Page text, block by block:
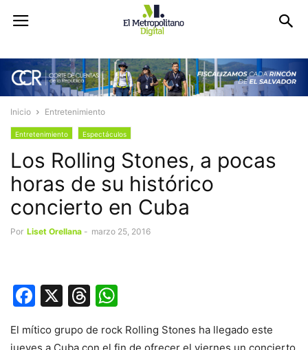
Inicio Entretenimiento
Entretenimiento Espectáculos
Los Rolling Stones, a pocas
horas de su histórico
concierto en Cuba
Por Liset Orellana - marzo 25, 2016
Facebook
X Threads
El mítico grupo de rock Rolling Stones ha llegado este